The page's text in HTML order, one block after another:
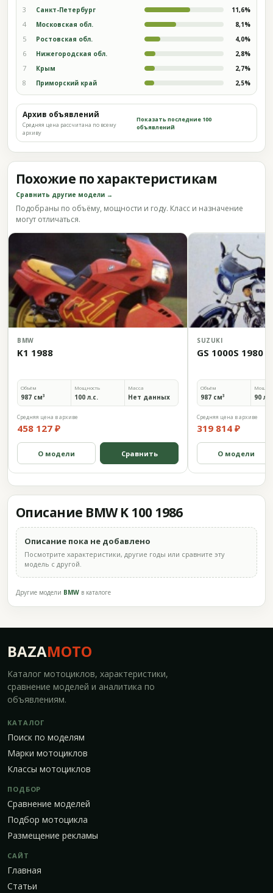
3 Санкт-Петербург 11,6%
4 Московская обл. 8,1%
5 Ростовская обл. 4,0%
6 Нижегородская обл. 2,8%
7 Крым 2,7%
8 Приморский край 2,5%
Архив объявлений
Средняя цена рассчитана по всему
архиву
Показать последние 100
объявлений
Похожие по характеристикам
Сравнить другие модели →
Подобраны по объёму, мощности и году. Класс и назначение
могут отличаться.
BMW
K1 1988
Объём
987 см³
Мощность
100 л.с.
Масса
Нет данных
Средняя цена в архиве
458 127 ₽
О модели Сравнить
SUZUKI
GS 1000S 1980
Объём
987 см³ 90
Средняя цена в архиве
319 814 ₽
О модели
Описание BMW K 100 1986
Описание пока не добавлено
Посмотрите характеристики, другие годы или сравните эту
модель с другой.
Другие модели BMW в каталоге
BAZAMOTO
Каталог мотоциклов, характеристики,
сравнение моделей и аналитика по
объявлениям.
КАТАЛОГ
Поиск по моделям
Марки мотоциклов
Классы мотоциклов
ПОДБОР
Сравнение моделей
Подбор мотоцикла
Размещение рекламы
САЙТ
Главная
Статьи